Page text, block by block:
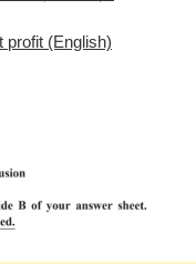
profit (English)